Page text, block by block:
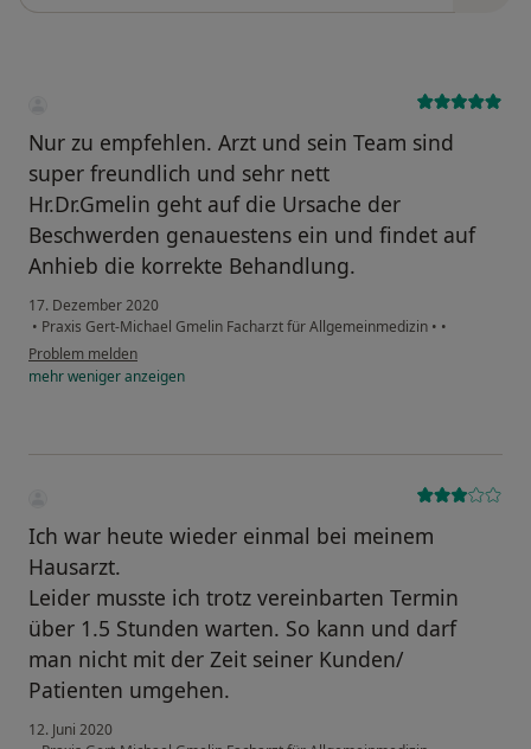
Nur zu empfehlen. Arzt und sein Team sind
super freundlich und sehr nett
Hr.Dr.Gmelin geht auf die Ursache der
Beschwerden genauestens ein und findet auf
Anhieb die korrekte Behandlung.
17. Dezember 2020
• Praxis Gert-Michael Gmelin Facharzt für Allgemeinmedizin • •
Problem melden
mehrwenigeranzeigen
Ich war heute wieder einmal bei meinem
Hausarzt.
Leider musste ich trotz vereinbarten Termin
über 1.5 Stunden warten. So kann und darf
man nicht mit der Zeit seiner Kunden/
Patienten umgehen.
12. Juni 2020